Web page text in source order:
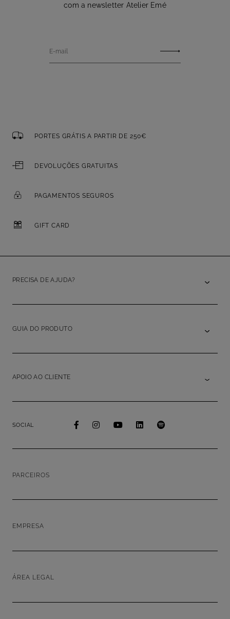
com a newsletter Atelier Emé
E-mail
PORTES GRÁTIS A PARTIR DE 250€
DEVOLUÇÕES GRATUITAS
PAGAMENTOS SEGUROS
GIFT CARD
PRECISA DE AJUDA?
GUIA DO PRODUTO
APOIO AO CLIENTE
SOCIAL
PARCEIROS
EMPRESA
ÁREA LEGAL